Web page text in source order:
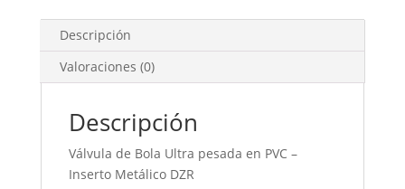
Descripción
Valoraciones (0)
Descripción
Válvula de Bola Ultra pesada en PVC –
Inserto Metálico DZR